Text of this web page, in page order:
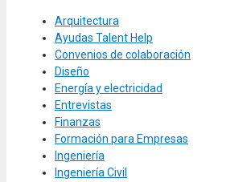
Arquitectura
Ayudas Talent Help
Convenios de colaboración
Diseño
Energía y electricidad
Entrevistas
Finanzas
Formación para Empresas
Ingeniería
Ingeniería Civil